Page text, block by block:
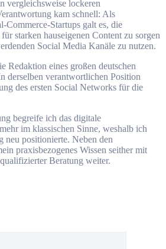
vergleichsweise lockeren
kam schnell: Als
Commerce-Startups galt es, die
starken hauseigenen Content zu sorgen
Social Media Kanäle zu nutzen.
Redaktion eines großen deutschen
derselben verantwortlichen Position
des ersten Social Networks für die
begreife ich das digitale
im klassischen Sinne, weshalb ich
positionierte. Neben den
praxisbezogenes Wissen seither mit
Beratung weiter.